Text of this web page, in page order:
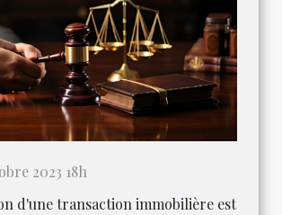
2023 18h
d'une transaction immobilière est